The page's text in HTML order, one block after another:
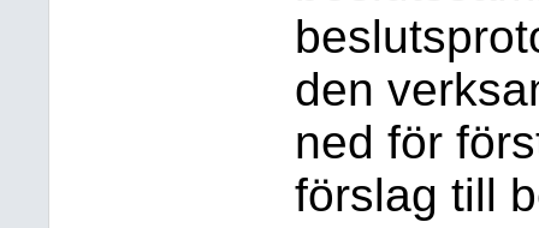
den
ned för
förslag till